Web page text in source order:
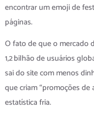
encontrar um emoji de
páginas.
O fato de que o mercado
1,2 bilhão de usuários
sai do site com menos
que criam “promoções de
estatística fria.